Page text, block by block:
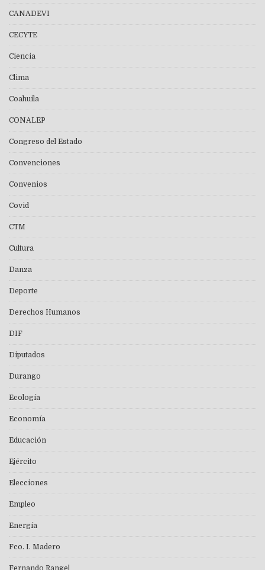
CANADEVI
CECYTE
Ciencia
Clima
Coahuila
CONALEP
Congreso del Estado
Convenciones
Convenios
Covid
CTM
Cultura
Danza
Deporte
Derechos Humanos
DIF
Diputados
Durango
Ecología
Economía
Educación
Ejército
Elecciones
Empleo
Energía
Fco. I. Madero
Fernando Rangel